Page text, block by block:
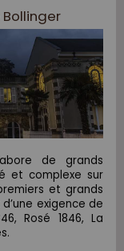
de grands
et complexe sur
et grands
exigence de
Rosé 1846, La